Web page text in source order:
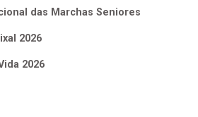
das Marchas Seniores
2026
2026